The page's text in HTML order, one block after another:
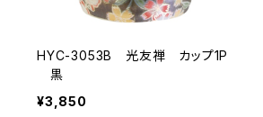
HYC-3053B 光友禅 カップ1P
黒
¥3,850